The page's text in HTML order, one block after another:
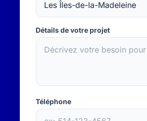
Détails de votre projet
Téléphone